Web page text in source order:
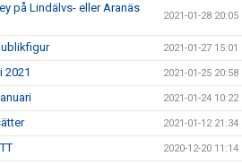
på Lindälvs- eller Aranäs
2021-01-28 20:05
2021-01-27 15:01
2021 2021-01-25 20:58
2021-01-24 10:22
2021-01-12 21:34
2020-12-20 11:14